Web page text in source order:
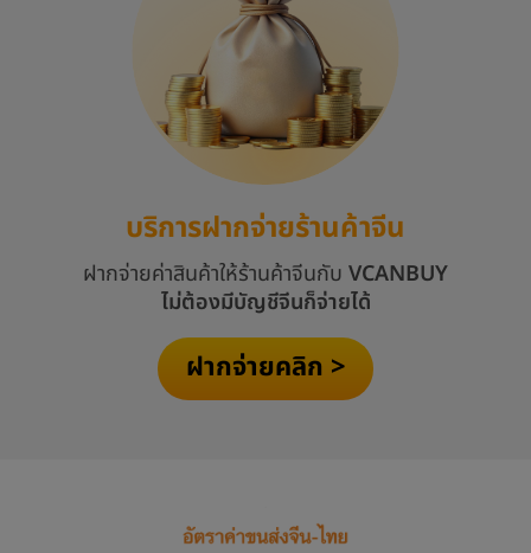
บริการฝากจ่ายร้านค้าจีน
ฝากจ่ายค่าสินค้าให้ร้านค้าจีนกับ VCANBUY
ไม่ต้องมีบัญชีจีนก็จ่ายได้
ฝากจ่ายคลิก >